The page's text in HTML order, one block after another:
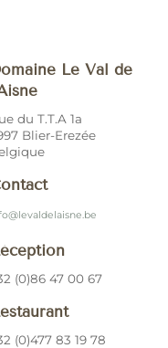
Le Val de
du T.T.A 1a
Blier-Erezée
(0)86 47 00 67
(0)477 83 19 78